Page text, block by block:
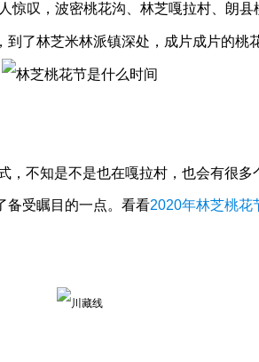
叹，波密桃花沟、林芝嘎拉村、朗县
了林芝米林派镇深处，成片成片的桃
不知是不是也在嘎拉村，也会有很多
备受瞩目的一点。看看2020年林芝桃花